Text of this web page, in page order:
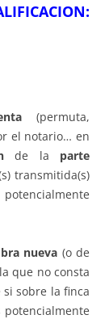
(permuta,
el notario… en
de la parte
transmitida(s)
nueva (o de
que no consta
sobre la finca
potencialmente